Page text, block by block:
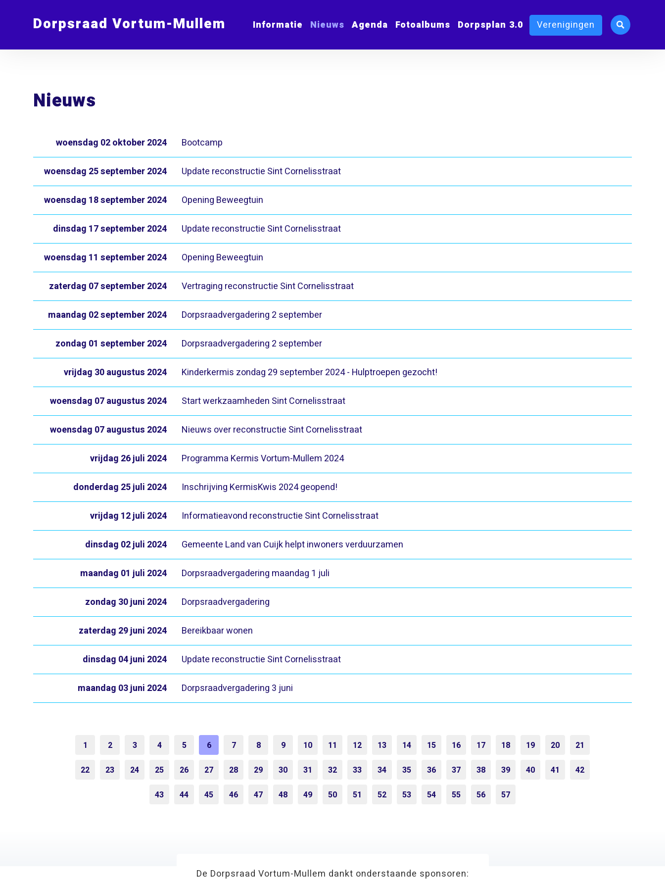
Dorpsraad Vortum-Mullem Informatie Nieuws Agenda Fotoalbums Dorpsplan 3.0 Verenigingen
Nieuws
Bootcamp
woensdag 02 oktober 2024
Update reconstructie Sint Cornelisstraat
woensdag 25 september 2024
Opening Beweegtuin
woensdag 18 september 2024
Update reconstructie Sint Cornelisstraat
dinsdag 17 september 2024
Opening Beweegtuin
woensdag 11 september 2024
Vertraging reconstructie Sint Cornelisstraat
zaterdag 07 september 2024
Dorpsraadvergadering 2 september
maandag 02 september 2024
Dorpsraadvergadering 2 september
zondag 01 september 2024
Kinderkermis zondag 29 september 2024 - Hulptroepen gezocht!
vrijdag 30 augustus 2024
Start werkzaamheden Sint Cornelisstraat
woensdag 07 augustus 2024
Nieuws over reconstructie Sint Cornelisstraat
woensdag 07 augustus 2024
Programma Kermis Vortum-Mullem 2024
vrijdag 26 juli 2024
Inschrijving KermisKwis 2024 geopend!
donderdag 25 juli 2024
Informatieavond reconstructie Sint Cornelisstraat
vrijdag 12 juli 2024
Gemeente Land van Cuijk helpt inwoners verduurzamen
dinsdag 02 juli 2024
Dorpsraadvergadering maandag 1 juli
maandag 01 juli 2024
Dorpsraadvergadering
zondag 30 juni 2024
Bereikbaar wonen
zaterdag 29 juni 2024
Update reconstructie Sint Cornelisstraat
dinsdag 04 juni 2024
Dorpsraadvergadering 3 juni
maandag 03 juni 2024
1 2 3 4 5 6 7 8 9 10 11 12 13 14 15 16 17 18 19 20 21
22 23 24 25 26 27 28 29 30 31 32 33 34 35 36 37 38 39 40 41 42
43 44 45 46 47 48 49 50 51 52 53 54 55 56 57
De Dorpsraad Vortum-Mullem dankt onderstaande sponsoren: